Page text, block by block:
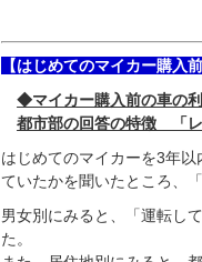
【はじめてのマイカー購入
◆マイカー購入前の車の
都市部の回答の特徴 「レ
はじめてのマイカーを3年
ていたかを聞いたところ、
男女別にみると、「運転し
た。